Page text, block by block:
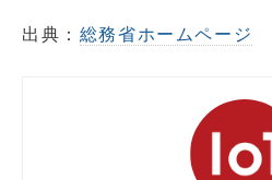
出典： 総務省ホームページ